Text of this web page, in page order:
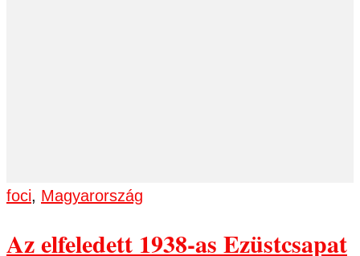
foci, Magyarország
Az elfeledett 1938-as Ezüstcsapat